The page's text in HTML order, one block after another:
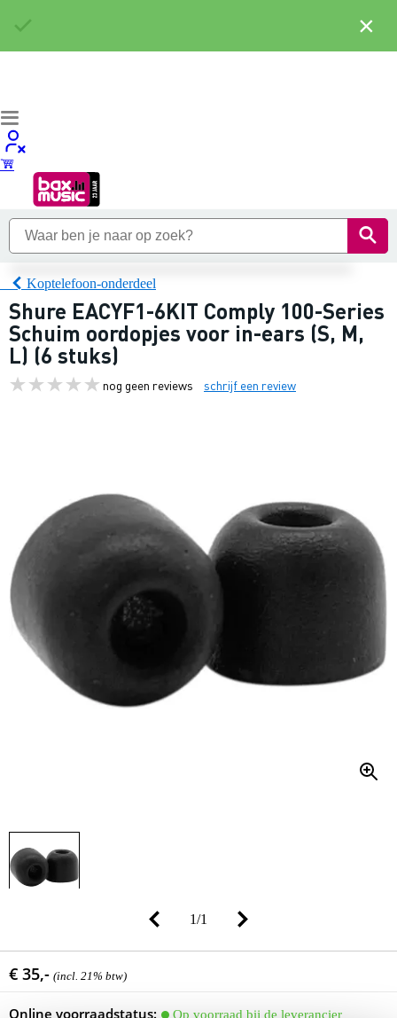
Koptelefoon-onderdeel
Shure EACYF1-6KIT Comply 100-Series
Schuim oordopjes voor in-ears (S, M,
L) (6 stuks)
nog geen reviews schrijf een review
1/1
€ 35,- (incl. 21% btw)
Online voorraadstatus: Op voorraad bij de leverancier
×